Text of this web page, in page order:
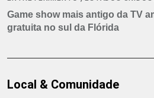
Game show mais antigo da TV
gratuita no sul da Flórida
Local & Comunidade